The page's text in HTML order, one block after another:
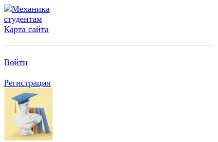
Карта сайта
Войти
Регистрация